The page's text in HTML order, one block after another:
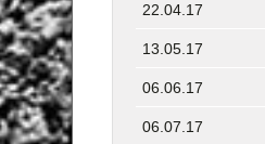
22.04.17
13.05.17
06.06.17
06.07.17